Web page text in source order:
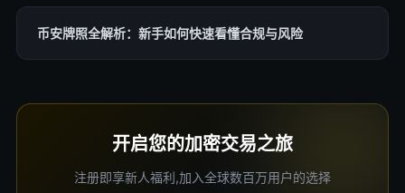
币安牌照全解析：新手如何快速看懂合规与风险
开启您的加密交易之旅
注册即享新人福利,加入全球数百万用户的选择